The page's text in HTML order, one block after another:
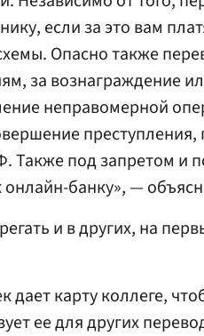
если за это вам
Опасно также
за вознаграждение
неправомерной
преступления,
Также под запретом и
онлайн-банку», —
и в других, на
дает карту коллеге,
ее для других